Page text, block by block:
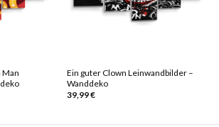
Man
Ein guter Clown Leinwandbilder –
Wanddeko
39,99€